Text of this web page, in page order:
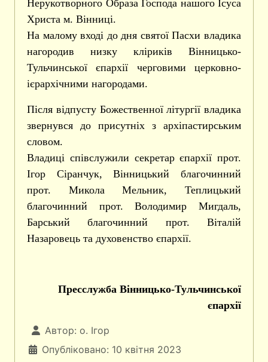
Нерукотворного Образа Господа нашого Ісуса
Христа м. Вінниці.
На малому вході до дня святої Пасхи владика
нагородив низку кліриків Вінницько-
Тульчинської єпархії черговими церковно-
ієрархічними нагородами.
Після відпусту Божественної літургії владика
звернувся до присутніх з архіпастирським
словом.
Владиці співслужили секретар єпархії прот.
Ігор Сіранчук, Вінницький благочинний
прот. Микола Мельник, Теплицький
благочинний прот. Володимир Мигдаль,
Барський благочинний прот. Віталій
Назаровець та духовенство єпархії.
Пресслужба Вінницько-Тульчинської
єпархії
Автор: о. Ігор
Опубліковано: 10 квітня 2023